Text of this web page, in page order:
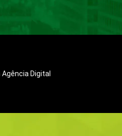
Digital